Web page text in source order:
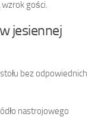
gości.
jesiennej
bez odpowiednich
nastrojowego